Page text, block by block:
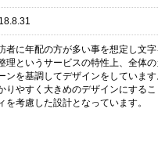
者に年配の方が多い事を想定し文
理というサービスの特性上、全体
ンを基調してデザインをしていま
りやすく大きめのデザインにする
を考慮した設計となっています。